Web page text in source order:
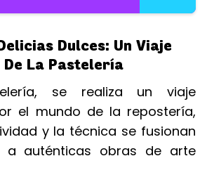
Dulces: Un Viaje
De La Pastelería
se realiza un viaje
el mundo de la repostería,
y la técnica se fusionan
auténticas obras de arte